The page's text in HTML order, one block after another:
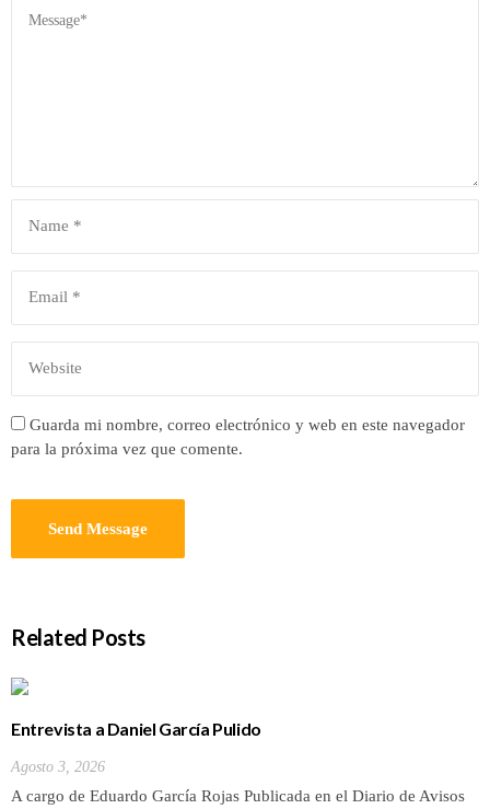
Guarda mi nombre, correo electrónico y web en este navegador
para la próxima vez que comente.
Related Posts
Entrevista a Daniel García Pulido
Agosto 3, 2026
A cargo de Eduardo García Rojas Publicada en el Diario de Avisos